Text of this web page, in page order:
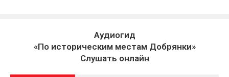
Аудиогид
«По историческим местам Добрянки»
Слушать онлайн